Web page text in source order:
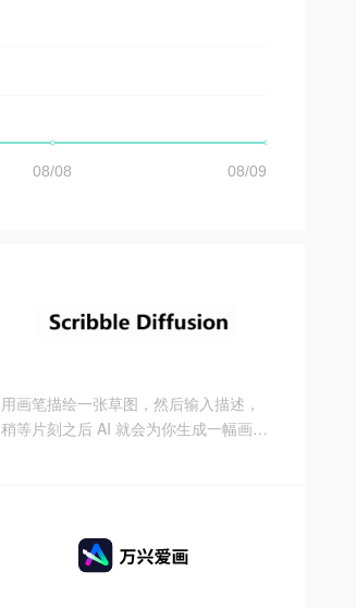
用画笔描绘一张草图，然后输入描述，
稍等片刻之后 AI 就会为你生成一幅画，
草图太抽象的话，最后生成出来的绘画
可能也是比较抽象的